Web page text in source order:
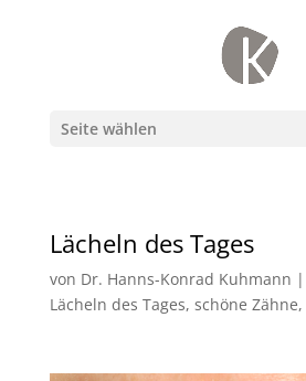
Seite wählen
Lächeln des Tages
von Dr. Hanns-Konrad Kuhmann |
Lächeln des Tages, schöne Zähne,